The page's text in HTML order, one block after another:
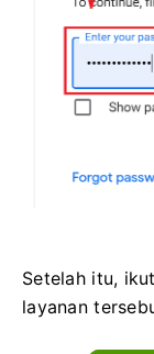
Setelah itu,
layanan